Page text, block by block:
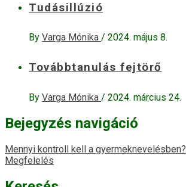
Tudásillúzió
By Varga Mónika / 2024. május 8.
Továbbtanulás fejtörő
By Varga Mónika / 2024. március 24.
Bejegyzés navigáció
Mennyi kontroll kell a gyermeknevelésben?
Megfelelés